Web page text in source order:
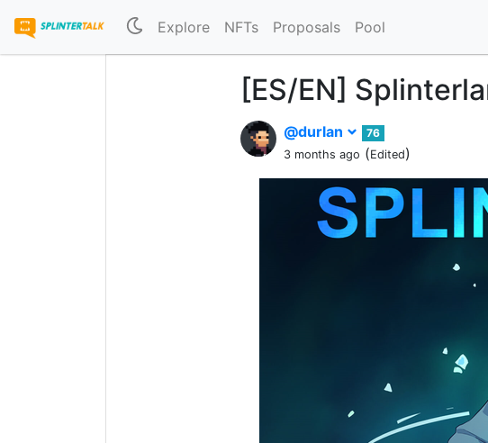
Explore NFTs Proposals Pool
[ES/EN]
@durlan
76
3 months ago (Edited)